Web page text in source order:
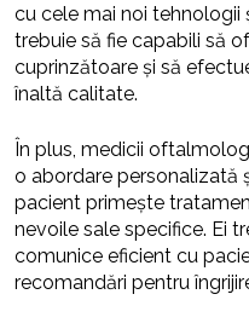
cu cele mai noi tehnologii
trebuie să fie capabili să
cuprinzătoare și să
înaltă calitate.
În plus, medicii
o abordare personalizată
pacient primește
nevoile sale specifice. Ei
comunice eficient cu
recomandări pentru